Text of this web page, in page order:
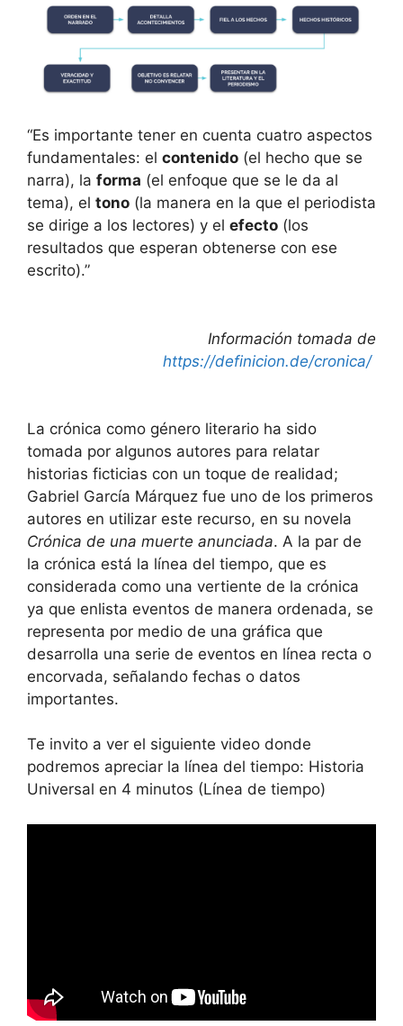
“Es importante tener en cuenta cuatro aspectos
fundamentales: el contenido (el hecho que se
narra), la forma (el enfoque que se le da al
tema), el tono (la manera en la que el periodista
se dirige a los lectores) y el efecto (los
resultados que esperan obtenerse con ese
escrito).”
Información tomada de
https://definicion.de/cronica/
La crónica como género literario ha sido
tomada por algunos autores para relatar
historias ficticias con un toque de realidad;
Gabriel García Márquez fue uno de los primeros
autores en utilizar este recurso, en su novela
Crónica de una muerte anunciada. A la par de
la crónica está la línea del tiempo, que es
considerada como una vertiente de la crónica
ya que enlista eventos de manera ordenada, se
representa por medio de una gráfica que
desarrolla una serie de eventos en línea recta o
encorvada, señalando fechas o datos
importantes.
Te invito a ver el siguiente video donde
podremos apreciar la línea del tiempo: Historia
Universal en 4 minutos (Línea de tiempo)